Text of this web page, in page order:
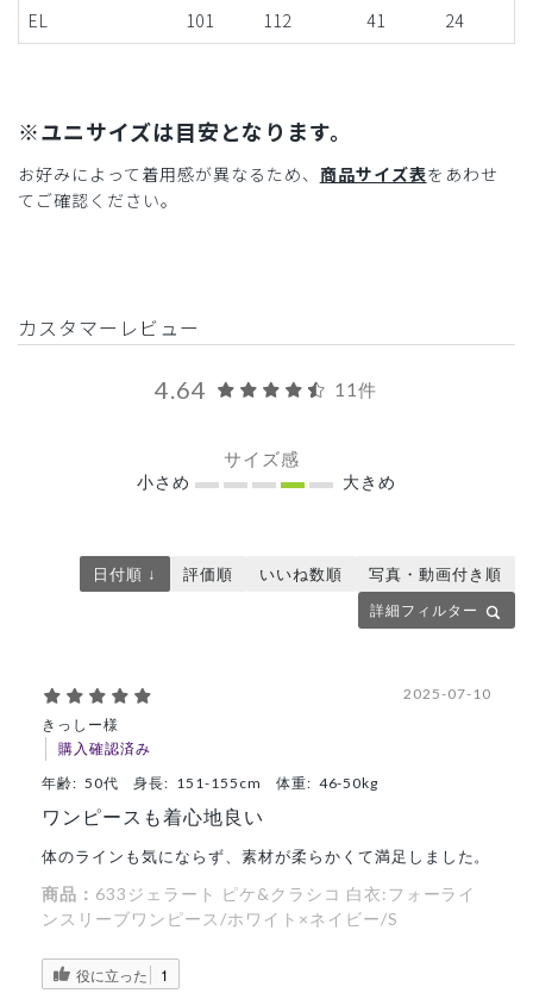
EL 101 112 41 24
※ユニサイズは目安となります。
お好みによって着用感が異なるため、 商品サイズ表をあわせ
てご確認ください。
カスタマーレビュー
4.64 11件
サイズ感
小さめ 大きめ
詳細フィルター
日付順 ↓ 評価順 いいね数順 写真・動画付き順
きっしー様
購入確認済み
2025-07-10
年齢: 50代 身長: 151-155cm 体重: 46-50kg
ワンピースも着心地良い
体のラインも気にならず、素材が柔らかくて満足しました。
商品： 633ジェラート ピケ&クラシコ 白衣:フォーライ
ンスリーブワンピース/ホワイト×ネイビー/S
役に立った 1